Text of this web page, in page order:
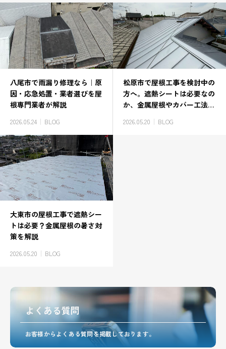
八尾市で雨漏り修理なら｜原
因・応急処置・業者選びを屋
根専門業者が解説
2026.05.24 BLOG
松原市で屋根工事を検討中の
方へ。遮熱シートは必要なの
か、金属屋根やカバー工法と
根のプロが解説します。
2026.05.20 BLOG
大東市の屋根工事で遮熱シー
トは必要？金属屋根の暑さ対
策を解説
2026.05.20 BLOG
よくある質問
お客様からよくある質問を掲載しております。